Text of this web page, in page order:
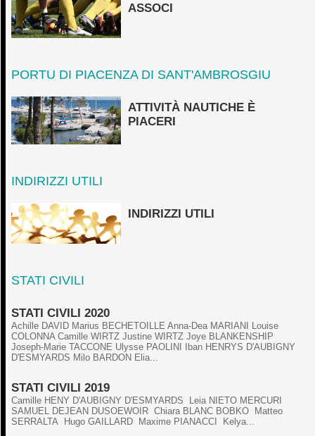
ASSOCI
PORTU DI PIACENZA DI SANT'AMBROSGIU
ATTIVITÀ NAUTICHE È
PIACERI
INDIRIZZI UTILI
INDIRIZZI UTILI
STATI CIVILI
STATI CIVILI 2020
Achille DAVID Marius BECHETOILLE Anna-Dea MARIANI Louise
COLONNA Camille WIRTZ Justine WIRTZ Joye BLANKENSHIP
Joseph-Marie TACCONE Ulysse PAOLINI Iban HENRYS D'AUBIGNY
D'ESMYARDS Milo BARDON Elia...
STATI CIVILI 2019
Camille HENY D'AUBIGNY D'ESMYARDS Leia NIETO MERCURI
SAMUEL DEJEAN DUSOEWOIR Chiara BLANC BOBKO Matteo
SERRALTA Hugo GAILLARD Maxime PIANACCI Kelya...